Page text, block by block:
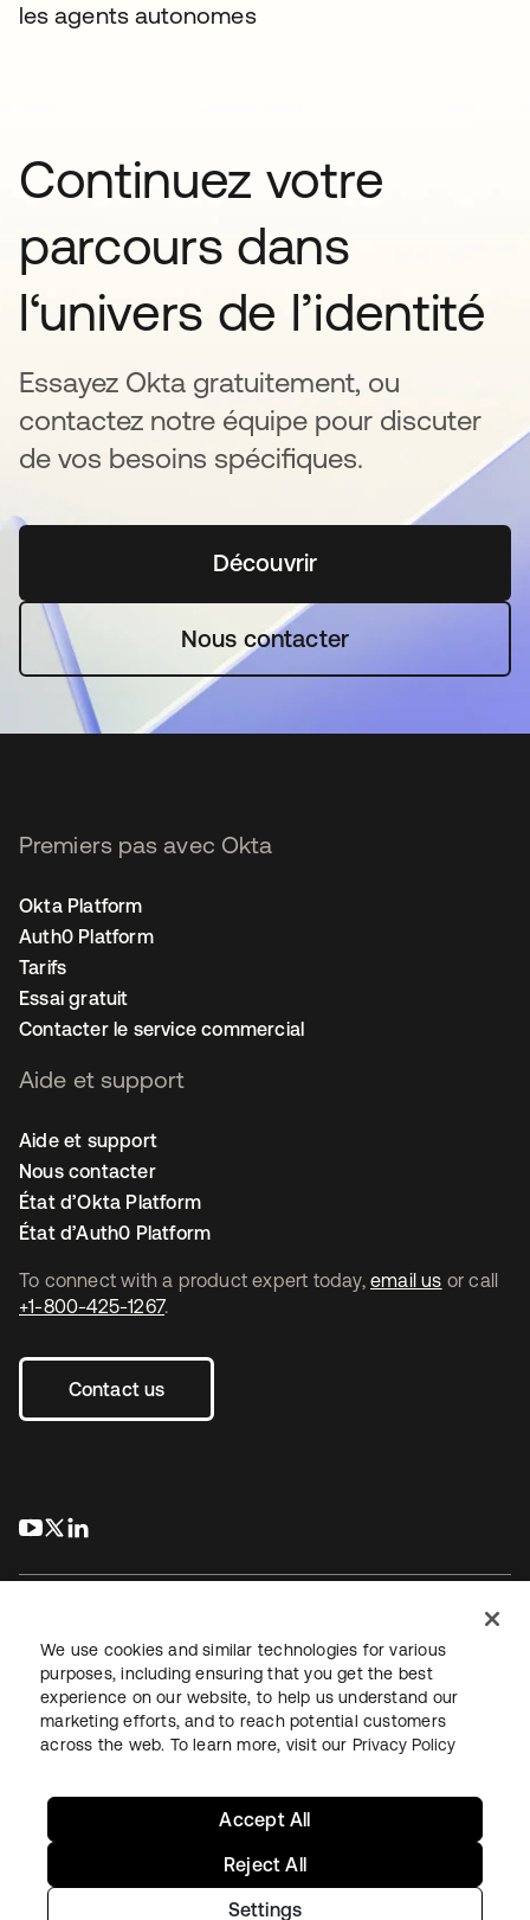
les agents autonomes
Continuez votre
parcours dans
l‘univers de l’identité
Essayez Okta gratuitement, ou
contactez notre équipe pour discuter
de vos besoins spécifiques.
Découvrirs’ouvre dans un nouvel
Nous contacter
To connect with a product expert today, email us or call
+1-800-425-1267.
Contact us
s’ouvre dans un nouvel onglet
s’ouvre dans un nouvel onglet
Premiers pas avec Okta
Okta Platform
Auth0 Platform
Tarifs
Essai gratuit
Contacter le service commercial
Aide et support
Aide et support
Nous contacter
État d’Okta Platform
État d’Auth0 Platform
JuridiquePolitique de confidentialité
Conditions d’utilisation du siteSécuritéPlan du site
Paramètres des cookies
We use cookies and similar technologies for various
purposes, including ensuring that you get the best
experience on our website, to help us understand our
marketing efforts, and to reach potential customers
across the web. To learn more, visit our Privacy Policy
Settings
Reject All
Accept All